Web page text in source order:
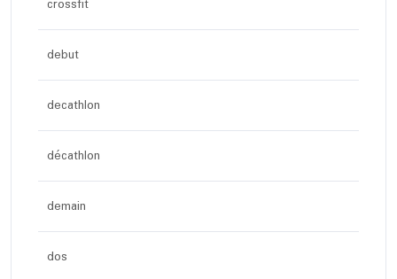
crossfit
debut
decathlon
décathlon
demain
dos